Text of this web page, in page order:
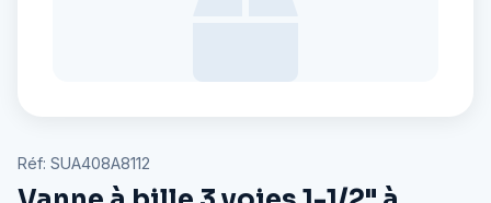
Réf: SUA408A8112